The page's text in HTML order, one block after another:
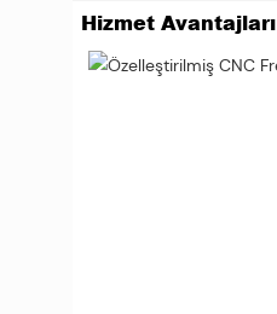
Hizmet Avantajları